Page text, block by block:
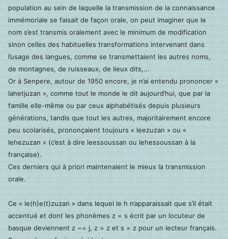
population au sein de laquelle la transmission de la connaissance
immémoriale se faisait de façon orale, on peut imaginer que le
nom s’est transmis oralement avec le minimum de modification
sinon celles des habituelles transformations intervenant dans
l’usage des langues, comme se transmettaient les autres noms,
de montagnes, de ruisseaux, de lieux dits,...
Or à Senpere, autour de 1950 encore, je n’ai entendu prononcer «
lahetjuzan », comme tout le monde le dit aujourd’hui, que par la
famille elle-même ou par ceux alphabétisés depuis plusieurs
générations, tandis que tout les autres, majoritairement encore
peu scolarisés, prononçaient toujours « leezuzan » ou «
lehezuzan » (c’est à dire leessoussan ou lehessoussan à la
française).
Ces derniers qui à priori maintenaient le mieux la transmission
orale.
Ce « le(h)e(t)zuzan » dans lequel le h n’apparaissait que s’il était
accentué et dont les phonèmes z = s écrit par un locuteur de
basque deviennent z ~= j, z = z et s = z pour un lecteur français.